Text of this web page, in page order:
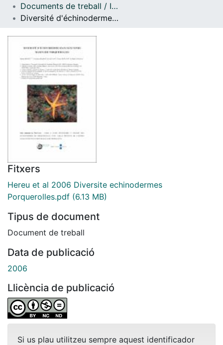
Documents de treball / Informes (Biologia Evolutiva, Ecologia i Ciències Ambientals)
Diversité d'échinodermes dans les fonds marins de Porquerolles
Fitxers
Hereu et al 2006 Diversite echinodermes
Porquerolles.pdf (6.13 MB)
Tipus de document
Document de treball
Data de publicació
2006
Llicència de publicació
Si us plau utilitzeu sempre aquest identificador